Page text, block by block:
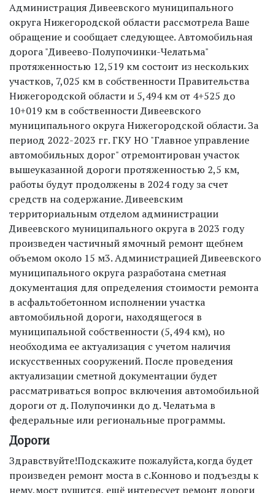
Администрация Дивеевского муниципального
округа Нижегородской области рассмотрела Ваше
обращение и сообщает следующее. Автомобильная
дорога "Дивеево-Полупочинки-Челатьма"
протяженностью 12,519 км состоит из нескольких
участков, 7,025 км в собственности Правительства
Нижегородской области и 5,494 км от 4+525 до
10+019 км в собственности Дивеевского
муниципального округа Нижегородской области. За
период 2022-2023 гг. ГКУ НО "Главное управление
автомобильных дорог" отремонтирован участок
вышеуказанной дороги протяженностью 2,5 км,
работы будут продолжены в 2024 году за счет
средств на содержание. Дивеевским
территориальным отделом администрации
Дивеевского муниципального округа в 2023 году
произведен частичный ямочный ремонт щебнем
объемом около 15 м3. Администрацией Дивеевского
муниципального округа разработана сметная
документация для определения стоимости ремонта
в асфальтобетонном исполнении участка
автомобильной дороги, находящегося в
муниципальной собственности (5,494 км), но
необходима ее актуализация с учетом наличия
искусственных сооружений. После проведения
актуализации сметной документации будет
рассматриваться вопрос включения автомобильной
дороги от д. Полупочинки до д. Челатьма в
федеральные или региональные программы.
Дороги
Здравствуйте!Подскажите пожалуйста,когда будет
произведен ремонт моста в с.Конново и подъезды к
нему,мост рушится, ещё интересует ремонт дороги